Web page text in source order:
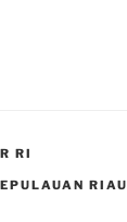
RI
RIAU